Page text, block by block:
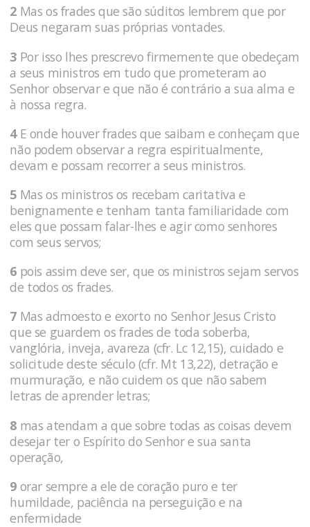
2 Mas os frades que são súditos lembrem que por
Deus negaram suas próprias vontades.
3 Por isso lhes prescrevo firmemente que obedeçam
a seus ministros em tudo que prometeram ao
Senhor observar e que não é contrário a sua alma e
à nossa regra.
4E onde houver frades que saibam e conheçam que
não podem observar a regra espiritualmente,
devam e possam recorrer a seus ministros.
5 Mas os ministros os recebam caritativa e
benignamente e tenham tanta familiaridade com
eles que possam falar-lhes e agir como senhores
com seus servos;
6 pois assim deve ser, que os ministros sejam servos
de todos os frades.
7 Mas admoesto e exorto no Senhor Jesus Cristo
que se guardem os frades de toda soberba,
vanglória, inveja, avareza (cfr. Lc 12,15), cuidado e
solicitude deste século (cfr. Mt 13,22), detração e
murmuração, e não cuidem os que não sabem
letras de aprender letras;
8 mas atendam a que sobre todas as coisas devem
desejar ter o Espírito do Senhor e sua santa
operação,
9 orar sempre a ele de coração puro e ter
humildade, paciência na perseguição e na
enfermidade